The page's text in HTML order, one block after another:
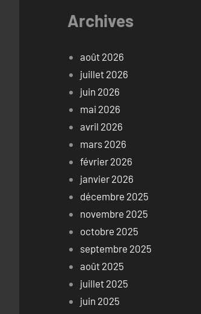
Archives
août 2026
juillet 2026
juin 2026
mai 2026
avril 2026
mars 2026
février 2026
janvier 2026
décembre 2025
novembre 2025
octobre 2025
septembre 2025
août 2025
juillet 2025
juin 2025